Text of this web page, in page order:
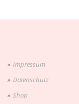
Impressum
Datenschutz
Shop